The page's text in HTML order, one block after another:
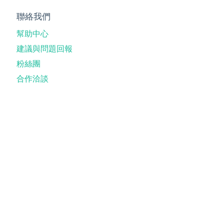
聯絡我們
幫助中心
建議與問題回報
粉絲團
合作洽談